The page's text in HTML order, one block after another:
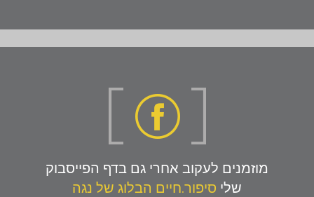
מוזמנים לעקוב אחרי גם בדף הפייסבוק
שלי סיפור.חיים הבלוג של נגה